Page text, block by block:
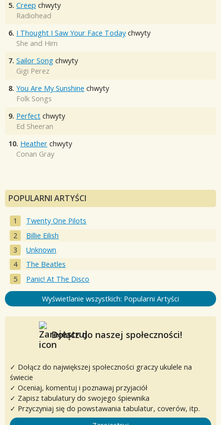
5. Creep chwyty
Radiohead
6. I Thought I Saw Your Face Today chwyty
She and Him
7. Sailor Song chwyty
Gigi Perez
8. You Are My Sunshine chwyty
Folk Songs
9. Perfect chwyty
Ed Sheeran
10. Heather chwyty
Conan Gray
POPULARNI ARTYŚCI
Twenty One Pilots
Billie Eilish
Unknown
The Beatles
Panic! At The Disco
Wyświetlanie wszystkich: Popularni Artyści
Dołącz do naszej społeczności!
✓ Dołącz do największej społeczności graczy ukulele na
świecie
✓ Oceniaj, komentuj i poznawaj przyjaciół
✓ Zapisz tabulatury do swojego śpiewnika
✓ Przyczyniaj się do powstawania tabulatur, coverów, itp.